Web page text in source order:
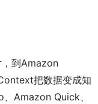
，到Amazon
把数据变成知
Amazon Quick、